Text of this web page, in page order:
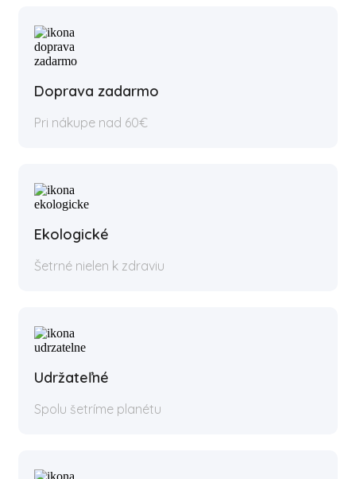
Doprava zadarmo
Pri nákupe nad 60€
Ekologické
Šetrné nielen k zdraviu
Udržateľné
Spolu šetríme planétu